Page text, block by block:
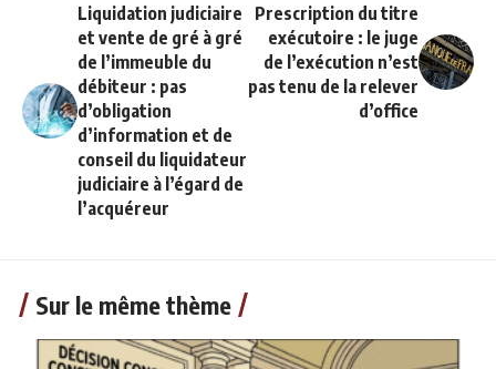
Liquidation judiciaire
et vente de gré à gré
de l’immeuble du
débiteur : pas
d’obligation
d’information et de
conseil du liquidateur
judiciaire à l’égard de
l’acquéreur
Prescription du titre
exécutoire : le juge
de l’exécution n’est
pas tenu de la relever
d’office
Sur le même thème